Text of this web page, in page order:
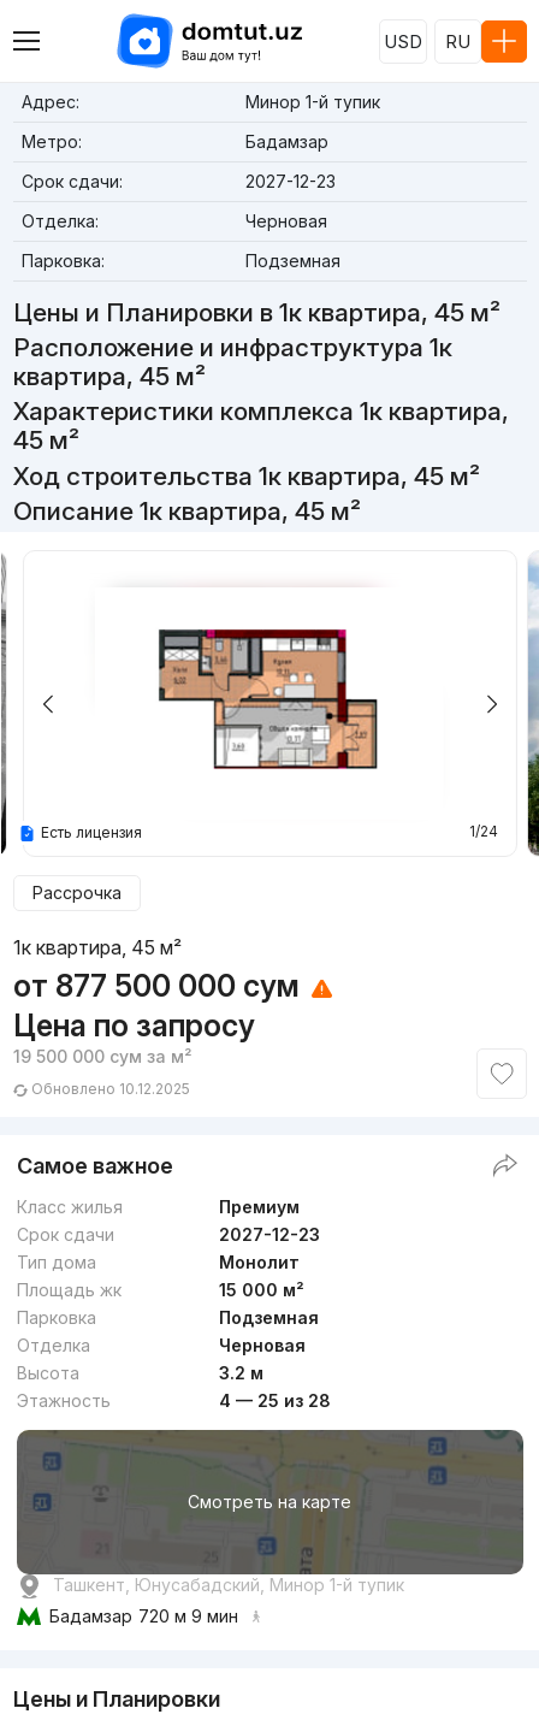
USD RU
Адрес:
Минор 1-й тупик
Метро:
Бадамзар
Срок сдачи:
2027-12-23
Отделка:
Черновая
Парковка:
Подземная
Цены и Планировки в 1к квартира, 45 м²
Расположение и инфраструктура 1к
квартира, 45 м²
Характеристики комплекса 1к квартира,
45 м²
Ход строительства 1к квартира, 45 м²
Описание 1к квартира, 45 м²
1/24
Есть лицензия
Рассрочка
1к квартира, 45 м²
от 877 500 000 сум
Цена по запросу
19 500 000 сум за м²
Обновлено 10.12.2025
Самое важное
Класс жилья
Премиум
Срок сдачи
2027-12-23
Тип дома
Монолит
Площадь жк
15 000 м²
Парковка
Подземная
Отделка
Черновая
Высота
3.2 м
Этажность
4 — 25 из 28
Смотреть на карте
Ташкент, Юнусабадский, Минор 1-й тупик
Бадамзар 720 м 9 мин
Цены и Планировки